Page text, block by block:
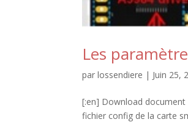
Les
parlossendiere | Juin 25,
[:en] Download
fichier config de la carte